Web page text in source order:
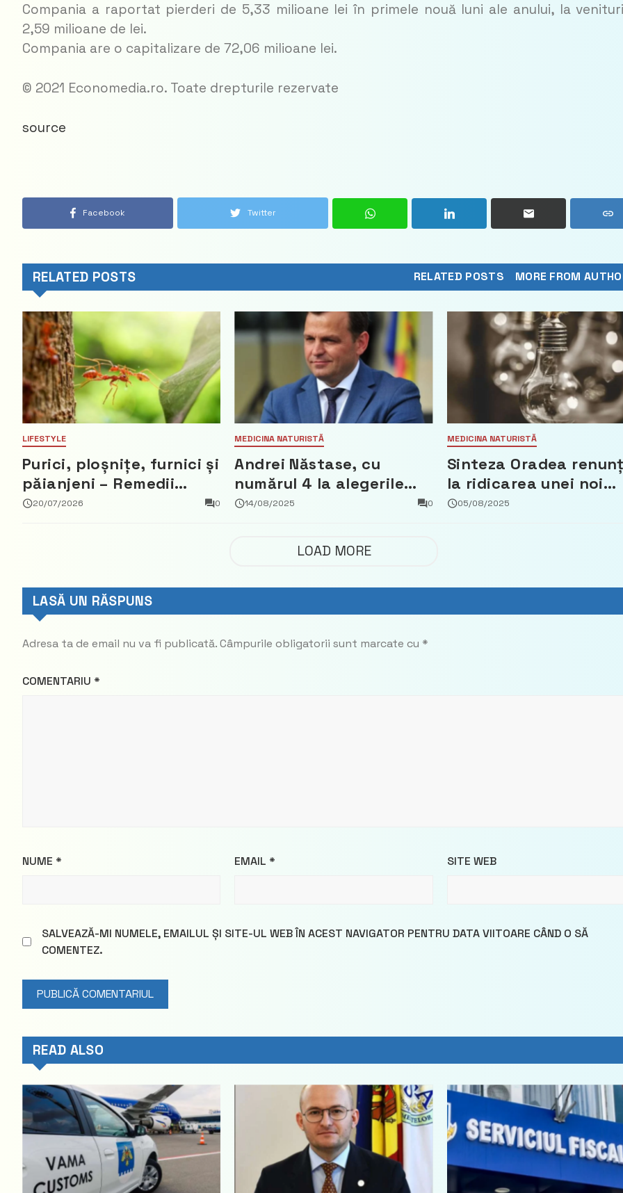
Compania a raportat pierderi de 5,33 milioane lei în primele nouă luni ale anului, la
2,59 milioane de lei.
Compania are o capitalizare de 72,06 milioane lei.
© 2021 Economedia.ro. Toate drepturile rezervate
source
Facebook Twitter
RELATED POSTS RELATED POSTS MORE FROM
LIFESTYLE
Purici, ploșnițe, furnici și
păianjeni – Remedii
pentru înțepăturile de
20/07/2026 0
MEDICINA NATURISTĂ
Andrei Năstase, cu
numărul 4 la alegerile
din 28 septembrie
europeană” și 10
miliarde pentru cetățeni
14/08/2025 0
MEDICINA NATURISTĂ
Sinteza Oradea
la ridicarea unei noi
fabrici cu bani din
05/08/2025
LOAD MORE
LASĂ UN RĂSPUNS
Adresa ta de email nu va fi publicată.Câmpurile obligatorii sunt marcate cu *
COMENTARIU *
NUME * EMAIL * SITE WEB
SALVEAZĂ-MI NUMELE, EMAILUL ȘI SITE-UL WEB ÎN ACEST NAVIGATOR PENTRU DATA VIITOARE CÂND O SĂ
COMENTEZ.
READ ALSO